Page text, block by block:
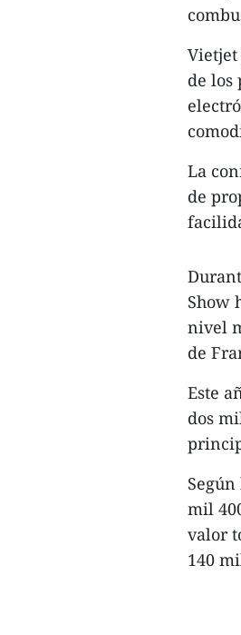
Vietjet
de los
La
de
Show
nivel
de
Este
dos
mil
valor
140